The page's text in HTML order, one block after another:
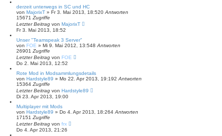
derzeit unterwegs in SC und HC
von MajorixT » Fr 3. Mai 2013, 18:520 Antworten
15671 Zugriffe
Letzter Beitrag von MajorixT
Fr 3. Mai 2013, 18:52
Unser "Teamspeak 3 Server"
von FOE » Mi 9. Mai 2012, 13:548 Antworten
26901 Zugriffe
Letzter Beitrag von FOE
Do 2. Mai 2013, 12:52
Rote Mod in Modsammlungsdetails
von Hardstyle89 » Mo 22. Apr 2013, 19:192 Antworten
15364 Zugriffe
Letzter Beitrag von Hardstyle89
Di 23. Apr 2013, 19:00
Multiplayer mit Mods
von Hardstyle89 » Do 4. Apr 2013, 18:264 Antworten
17151 Zugriffe
Letzter Beitrag von frx
Do 4. Apr 2013, 21:26